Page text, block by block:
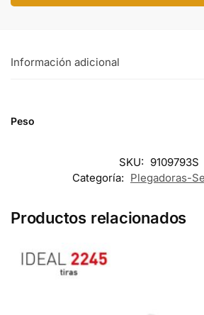
Información adicional
Peso
SKU: 9109793S
Categoría: Plegadoras-
Productos relacionados